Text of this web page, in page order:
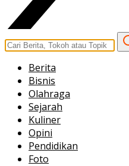
Berita
Bisnis
Olahraga
Sejarah
Kuliner
Opini
Pendidikan
Foto